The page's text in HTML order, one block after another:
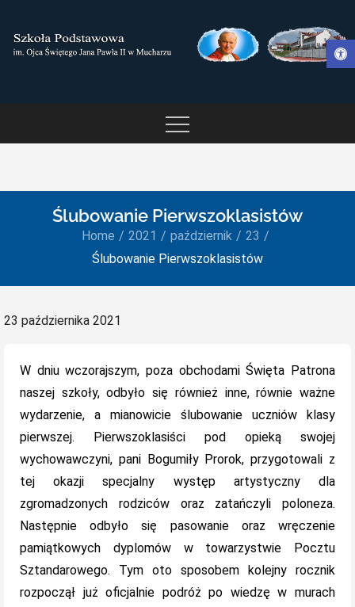
Otwórz pasek narzędzi
content
OJCA ŚWIĘTEGO JANA
Ślubowanie Pierwszoklasistów
Home 2021 październik
23
Ślubowanie Pierwszoklasistów
Posted
23 października 2021
W dniu wczorajszym, poza obchodami Święta Patrona
naszej szkoły, odbyło się również inne, równie ważne
wydarzenie, a mianowicie ślubowanie uczniów klasy
pierwszej. Pierwszoklasiści pod opieką swojej
wychowawczyni, pani Bogumiły Prorok, przygotowali z
tej okazji specjalny występ artystyczny dla
zgromadzonych rodziców oraz zatańczyli poloneza.
Następnie odbyło się pasowanie oraz wręczenie
pamiątkowych dyplomów w towarzystwie Pocztu
Sztandarowego. Tym oto sposobem kolejny rocznik
rozpoczął już oficjalnie podróż po wiedzę w murach